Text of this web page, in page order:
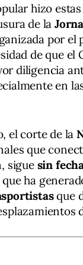
hizo
de la
por el
de que el
diligencia
en
el corte de la
que
sigue sin
que ha
que